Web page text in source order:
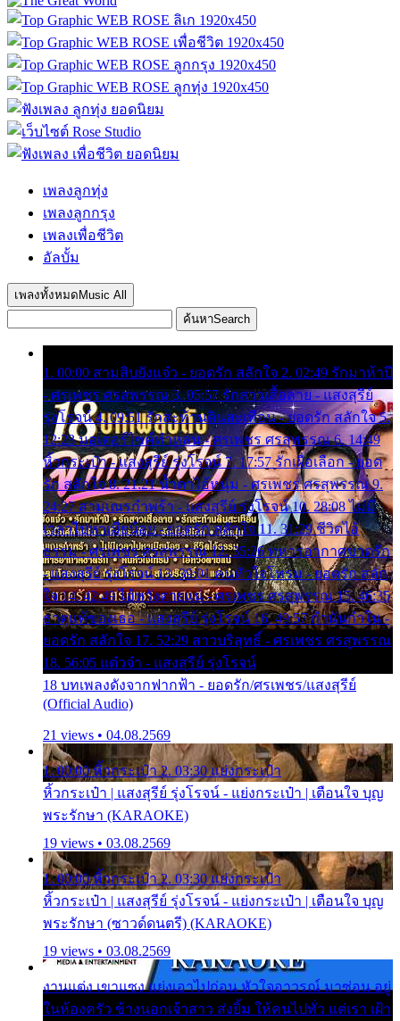
เพลงลูกทุ่ง
เพลงลูกกรุง
เพลงเพื่อชีวิต
อัลบั้ม
เพลงทั้งหมด Music All
ค้นหาSearch
1. 00:00 สามสิบยังแจ๋ว - ยอดรัก สลักใจ 2. 02:49 รักมาห้าปี
- ศรเพชร ศรสุพรรณ 3. 05:57 รักสาวเสื้อลาย - แสงสุรีย์
รุ่งโรจน์ 4. 09:51 รักสะท้านดินสะเทือน - ยอดรัก สลักใจ 5.
12:23 มอเตอร์ไซค์ทำหล่น - ศรเพชร ศรสุพรรณ 6. 14:49
หิ้วกระเป๋า - แสงสุรีย์ รุ่งโรจน์ 7. 17:57 รักเผื่อเลือก - ยอด
รัก สลักใจ 8. 21:21 น้ำตาไอ้หนุ่ม - ศรเพชร ศรสุพรรณ 9.
24:27 สามเณรกำพร้า - แสงสุรีย์ รุ่งโรจน์ 10. 28:08 ไม่มี
เวลาไปหาเมียน้อย - ยอดรัก สลักใจ 11. 31:29 ชีวิตไอ้
ธรรม - ศรเพชร ศรสุพรรณ 12. 35:26 ทหารอากาศขาดรัก
- แสงสุรีย์ รุ่งโรจน์ 13. 39:01 คนหัวใจโทรม - ยอดรัก สลัก
ใจ 14. 42:49 ไอ้หวังตายแน่ - ศรเพชร ศรสุพรรณ 15. 46:35
ธาตุแท้ของเธอ - แสงสุรีย์ รุ่งโรจน์ 16. 49:57 กำนันกำใน -
ยอดรัก สลักใจ 17. 52:29 สาวบริสุทธิ์ - ศรเพชร ศรสุพรรณ
18. 56:05 แต๋วจ๋า - แสงสุรีย์ รุ่งโรจน์
18 บทเพลงดังจากฟากฟ้า - ยอดรัก/ศรเพชร/แสงสุรีย์
(Official Audio)
21 views • 04.08.2569
1. 00:00 หิ้วกระเป๋า 2. 03:30 แย่งกระเป๋า
หิ้วกระเป๋า | แสงสุรีย์ รุ่งโรจน์ - แย่งกระเป๋า | เตือนใจ บุญ
พระรักษา (KARAOKE)
19 views • 03.08.2569
1. 00:00 หิ้วกระเป๋า 2. 03:30 แย่งกระเป๋า
หิ้วกระเป๋า | แสงสุรีย์ รุ่งโรจน์ - แย่งกระเป๋า | เตือนใจ บุญ
พระรักษา (ซาวด์ดนตรี) (KARAOKE)
19 views • 03.08.2569
งานแต่ง เขาแซง แย่งเอาไปก่อน หัวใจอาวรณ์ มาซ่อน อยู่
ในห้องครัว ข้างนอกเจ้าสาว ส่งยิ้ม ให้คนไปทั่ว แต่เรา เฝ้า